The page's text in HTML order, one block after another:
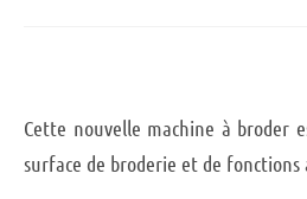
Cette nouvelle machine à broder
surface de broderie et de fonctions